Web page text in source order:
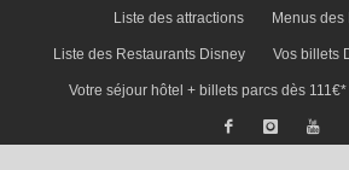
Liste des attractions Menus
Liste des Restaurants Disney Vos billets
Votre séjour hôtel + billets parcs dès 111€*